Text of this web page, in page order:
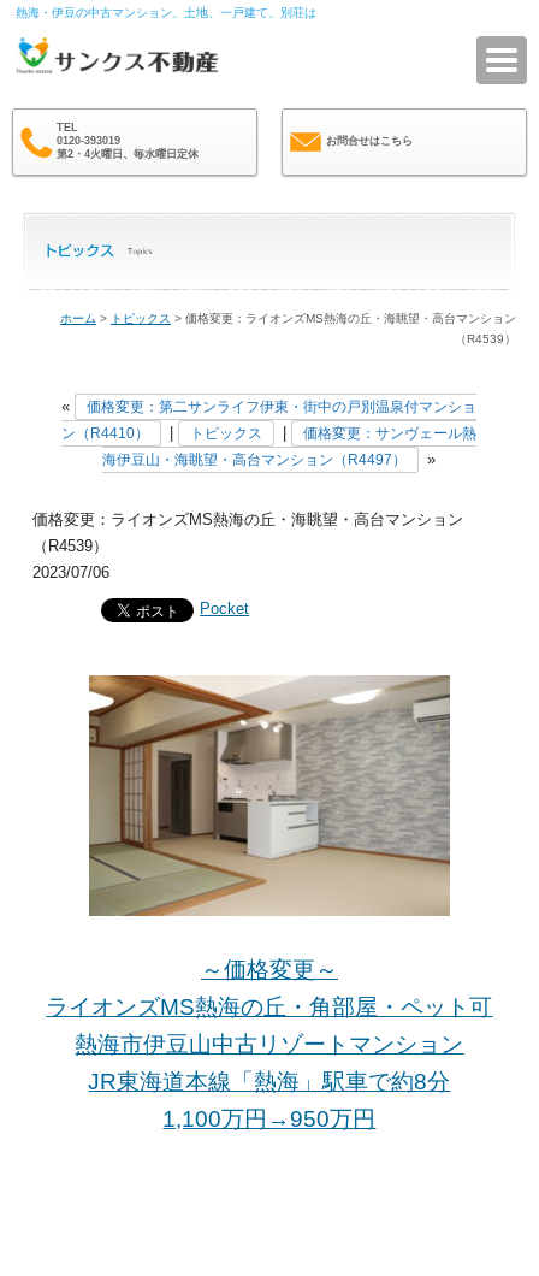
熱海・伊豆の中古マンション、土地、一戸建て、別荘は
TEL
0120-393019
第2・4火曜日、毎水曜日定休
お問合せはこちら
ホーム > トピックス > 価格変更：ライオンズMS熱海の丘・海眺望・高台マンション
（R4539）
«
価格変更：第二サンライフ伊東・街中の戸別温泉付マンショ
ン（R4410）
トピックス
価格変更：サンヴェール熱
海伊豆山・海眺望・高台マンション（R4497）
»
価格変更：ライオンズMS熱海の丘・海眺望・高台マンション
（R4539）
2023/07/06
Pocket
～価格変更～
ライオンズMS熱海の丘・角部屋・ペット可
熱海市伊豆山中古リゾートマンション
JR東海道本線「熱海 」駅車で約8分
1,100万円→950万円